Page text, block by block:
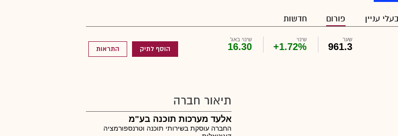
עניין פורום חדשות
שער
961.3
שינוי
+1.72%
שינוי באג'
16.30 הוסף לתיק התראות
תיאור חברה
אלעד מערכות תוכנה בע"מ
החברה עוסקת בשירותי תוכנה וטרנספורמציה